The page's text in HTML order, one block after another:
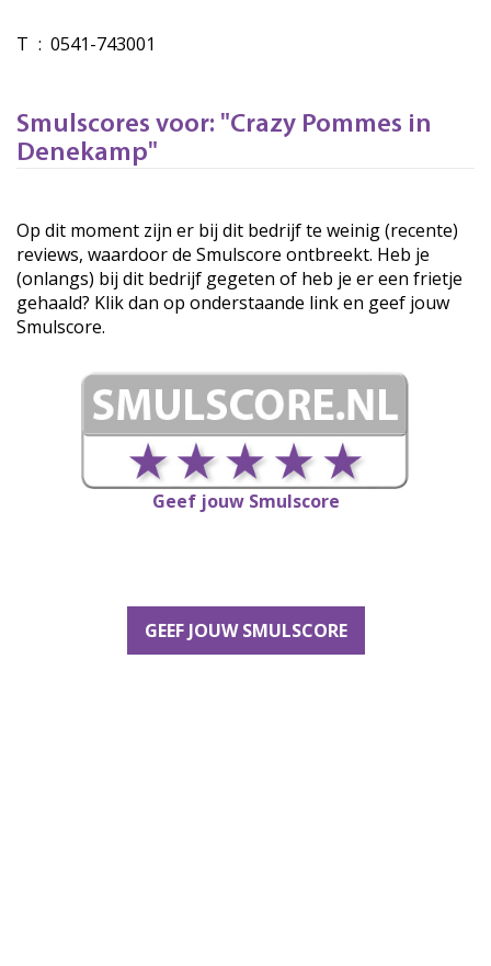
T : 0541-743001
Smulscores voor: "Crazy Pommes in
Denekamp"
Op dit moment zijn er bij dit bedrijf te weinig (recente)
reviews, waardoor de Smulscore ontbreekt. Heb je
(onlangs) bij dit bedrijf gegeten of heb je er een frietje
gehaald? Klik dan op onderstaande link en geef jouw
Smulscore.
Geef jouw Smulscore
GEEF JOUW SMULSCORE